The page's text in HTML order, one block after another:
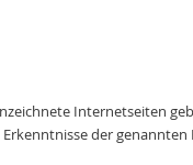
Internetseiten
der genannten